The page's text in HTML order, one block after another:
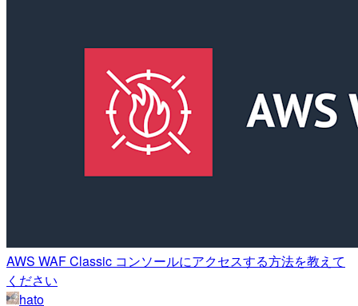
AWS WAF Classic コンソールにアクセスする方法を教えて
ください
hato